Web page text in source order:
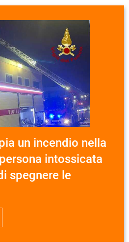
un incendio nella
intossicata
spegnere le